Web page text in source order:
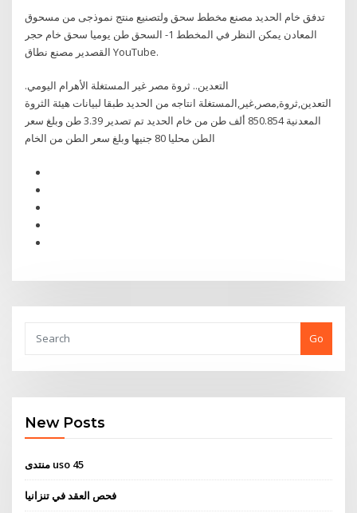
تدفق خام الحديد مصنع مخطط سحق ولتصنيع منتج نموذجى من مسحوق
المعادن يمكن النظر في المخطط 1- السحق طن يوميا سحق خام حجر
القصدير مصنع نطاق YouTube.
التعدين.. ثروة مصر غير المستغلة الأهرام اليومي.
التعدين,ثروة,مصر,غير,المستغلة انتاجه من الحديد طبقا لبيانات هيئة الثروة
المعدنية 850.854 ألف طن من خام الحديد تم تصدير 3.39 طن وبلغ سعر
الطن محليا 80 جنيها وبلغ سعر الطن من الخام
Go
New Posts
منتدى uso 45
فحص العقد في تنزانيا